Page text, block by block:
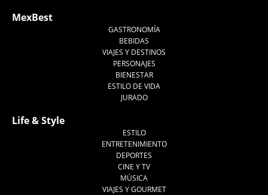
MexBest
GASTRONOMÍA
BEBIDAS
VIAJES Y DESTINOS
PERSONAJES
BIENESTAR
ESTILO DE VIDA
JURADO
Life & Style
ESTILO
ENTRETENIMIENTO
DEPORTES
CINE Y TV
MÚSICA
VIAJES Y GOURMET